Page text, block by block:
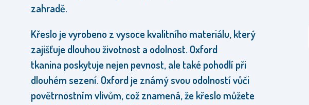
zahradě.
Křeslo je vyrobeno z vysoce kvalitního materiálu, který
zajišťuje dlouhou životnost a odolnost. Oxford
tkanina poskytuje nejen pevnost, ale také pohodlí při
dlouhém sezení. Oxford je známý svou odolností vůči
povětrnostním vlivům, což znamená, že křeslo můžete